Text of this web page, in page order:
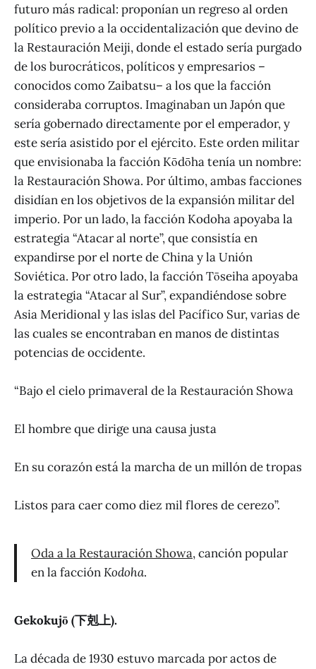
futuro más radical: proponían un regreso al orden
político previo a la occidentalización que devino de
la Restauración Meiji, donde el estado sería purgado
de los burocráticos, políticos y empresarios –
conocidos como Zaibatsu– a los que la facción
consideraba corruptos. Imaginaban un Japón que
sería gobernado directamente por el emperador, y
este sería asistido por el ejército. Este orden militar
que envisionaba la facción Kōdōha tenía un nombre:
la Restauración Showa. Por último, ambas facciones
disidían en los objetivos de la expansión militar del
imperio. Por un lado, la facción Kodoha apoyaba la
estrategia “Atacar al norte”, que consistía en
expandirse por el norte de China y la Unión
Soviética. Por otro lado, la facción Tōseiha apoyaba
la estrategia “Atacar al Sur”, expandiéndose sobre
Asia Meridional y las islas del Pacífico Sur, varias de
las cuales se encontraban en manos de distintas
potencias de occidente.
“Bajo el cielo primaveral de la Restauración Showa
El hombre que dirige una causa justa
En su corazón está la marcha de un millón de tropas
Listos para caer como diez mil flores de cerezo”.
Oda a la Restauración Showa, canción popular
en la facciónKodoha.
Gekokujō (下剋上).
La década de 1930 estuvo marcada por actos de